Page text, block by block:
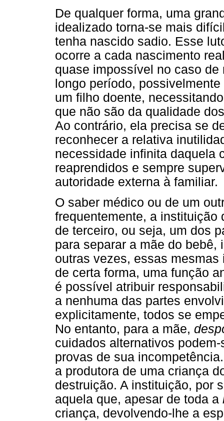
De qualquer forma, uma
idealizado torna-se mais
tenha nascido sadio. Esse
ocorre a cada nascimento
quase impossível no caso
longo período,
um filho doente,
que não são da qualidade
Ao contrário, ela precisa se
reconhecer a relativa
necessidade infinita daquela
reaprendidos e sempre
autoridade externa à familiar.
O saber médico ou de um
frequentemente, a instituição
de terceiro, ou seja, um dos
para separar a mãe do bebê,
outras vezes, essas
de certa forma, uma função
é possível atribuir
a nenhuma das partes
explicitamente, todos se
No entanto, para a mãe,
cuidados alternativos
provas de sua
a produtora de uma criança
destruição. A instituição, por
aquela que, apesar de toda a
criança, devolvendo-lhe a